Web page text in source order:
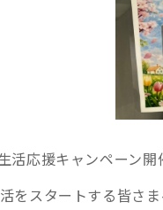
活応援キャンペーン開
をスタートする皆さま